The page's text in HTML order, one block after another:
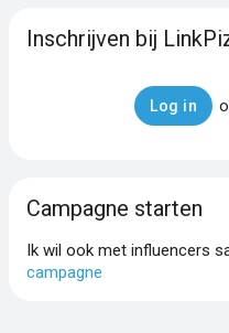
Inschrijven bij
Log in
Campagne starten
Ik wil ook met influencers
campagne